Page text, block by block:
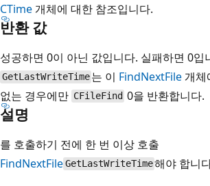
CTime 개체에 대한 참조입니다.
반환 값
성공하면 0이 아닌 값입니다. 실패하면 0입
GetLastWriteTime 는 이 FindNextFile 개체
없는 경우에만 CFileFind 0을 반환합니다.
설명
를 호출하기 전에 한 번 이상 호출
FindNextFileGetLastWriteTime해야 합니